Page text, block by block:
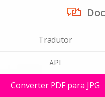
Doc
Tradutor
API
Converter PDF para JPG